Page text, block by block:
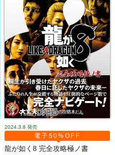
2024.3.8 発売
電子50%OFF
龍が如く8 完全攻略極ノ書